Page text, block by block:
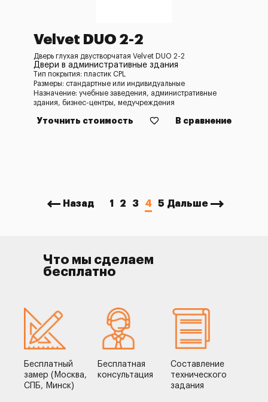
Velvet DUO 2-2
Дверь глухая двустворчатая Velvet DUO 2-2
Двери в административные здания
Тип покрытия: пластик CPL
Размеры: стандартные или индивидуальные
Назначение: учебные заведения, административные
здания, бизнес-центры, медучреждения
Уточнить стоимость В сравнение
Назад 1 2 3 4 5 Дальше
Что мы сделаем
бесплатно
Бесплатный
замер (Москва,
СПБ, Минск)
Бесплатная
консультация
Составление
технического
задания